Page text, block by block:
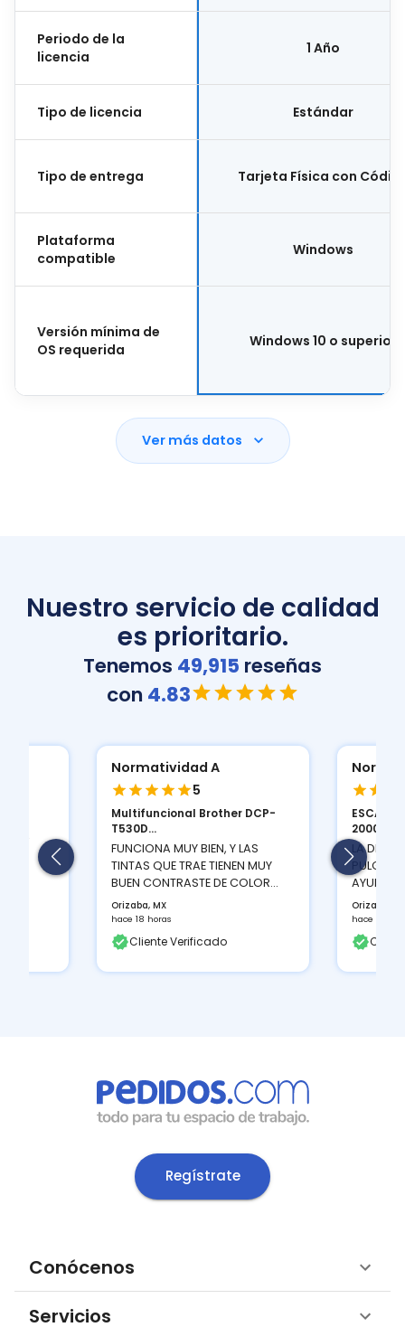
Periodo de la
licencia
1 Año
Tipo de licencia Estándar
Tipo de entrega Tarjeta Física con
Plataforma
compatible
Windows
Versión mínima de
OS requerida
Windows 10 o superior
Ver más datos
Nuestro servicio de calidad
es prioritario.
Tenemos 49,915 reseñas
con 4.83
Normatividad A
5
Multifuncional Brother DCP-
T530D...
FUNCIONA MUY BIEN, Y LAS
TINTAS QUE TRAE TIENEN MUY
BUEN CONTRASTE DE COLOR...
Orizaba, MX
hace 18 horas
Cliente Verificado
2000 S...
LA
AYUDA A
Orizaba,
hace 18
Regístrate
Conócenos
Servicios